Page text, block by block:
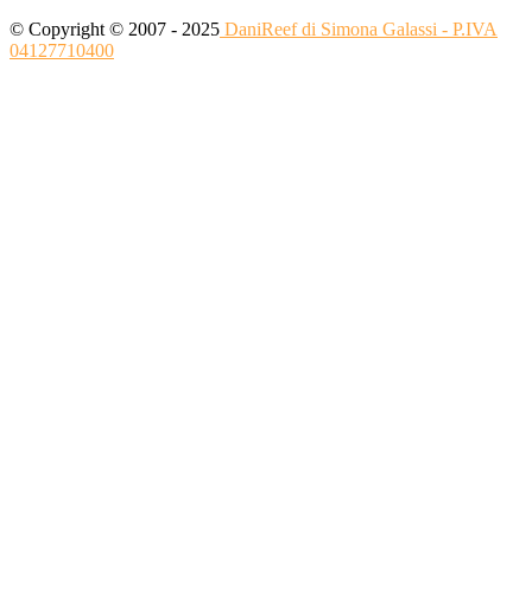
© Copyright © 2007 - 2025 DaniReef di Simona Galassi - P.IVA
04127710400